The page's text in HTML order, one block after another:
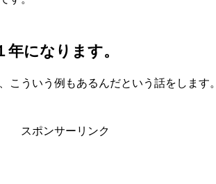
になります。
こういう例もあるんだという話をします。
スポンサーリンク